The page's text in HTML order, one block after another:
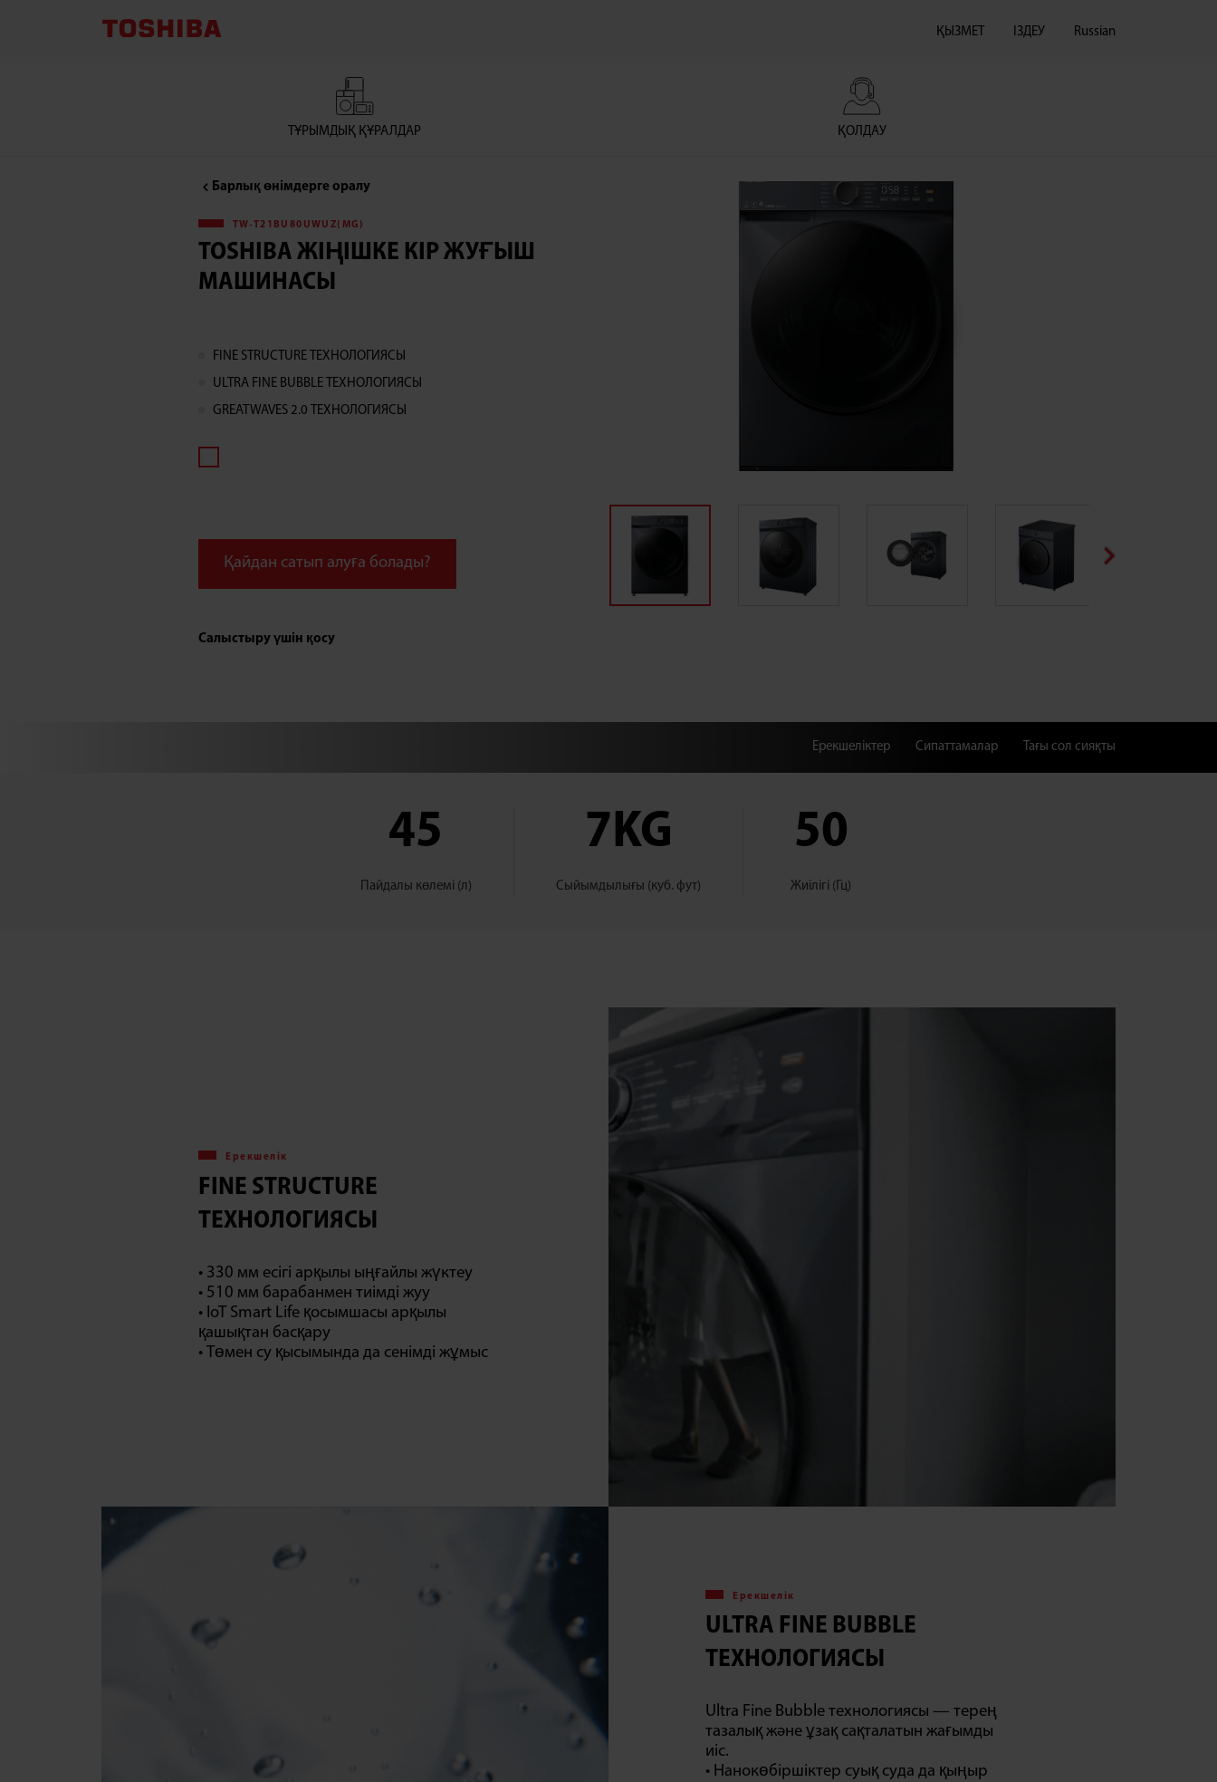
TOSHIBA
ТҰРЫМДЫҚ ҚҰРАЛДАР ҚОЛДАУ
ҚЫЗМЕТ ІЗДЕУ Russian
Барлық өнімдерге оралу
TW-T21BU80UWUZ(MG)
TOSHIBA ЖІҢІШКЕ КІР ЖУҒЫШ
МАШИНАСЫ
FINE STRUCTURE ТЕХНОЛОГИЯСЫ
ULTRA FINE BUBBLE ТЕХНОЛОГИЯСЫ
GREATWAVES 2.0 ТЕХНОЛОГИЯСЫ
Қайдан сатып алуға болады?
Салыстыру үшін қосу
Ерекшеліктер Сипаттамалар Тағы сол сияқты
45
Пайдалы көлемі (л)
7KG
Сыйымдылығы (куб. фут)
50
Жиілігі (Гц)
Ерекшелік
FINE STRUCTURE
ТЕХНОЛОГИЯСЫ
• 330 мм есігі арқылы ыңғайлы жүктеу
• 510 мм барабанмен тиімді жуу
• IoT Smart Life қосымшасы арқылы
қашықтан басқару
• Төмен су қысымында да сенімді жұмыс
Ерекшелік
ULTRA FINE BUBBLE
ТЕХНОЛОГИЯСЫ
Ultra Fine Bubble технологиясы — терең
тазалық және ұзақ сақталатын жағымды
иіс.
• Нанокөбіршіктер суық суда да қыңыр